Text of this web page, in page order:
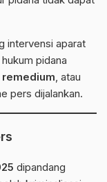
intervensi aparat
pidana
remedium, atau
pers dijalankan.
dipandang